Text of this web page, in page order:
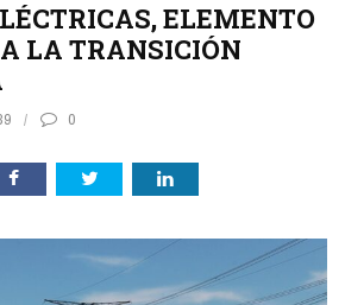
ELEMENTO
LA TRANSICIÓN
0